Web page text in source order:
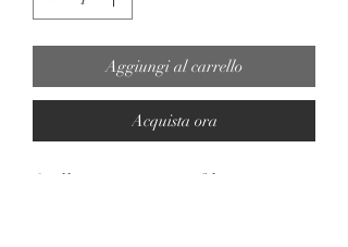
Aggiungi al carrello
Acquista ora
Spilla argento 800 in filigrana